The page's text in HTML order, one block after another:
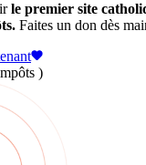
le premier site
Faites un don dès
)